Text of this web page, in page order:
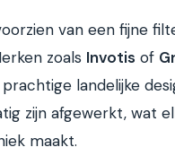
van een fijne
zoals Invotis of
landelijke
zijn afgewerkt, wat
maakt.